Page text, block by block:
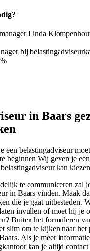
bij
in Baars
een belastingadviseur
beginnen Wij geven je
kan
te communiceren zal
in Baars vinden. Maak
die je gaat uitbesteden.
invullen of moet hij je
Buiten het formuleren
slim om te kijken naar
Als je meer
kan je altijd contact